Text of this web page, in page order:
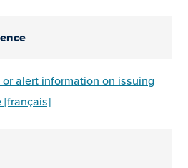
alert information on issuing
[français]